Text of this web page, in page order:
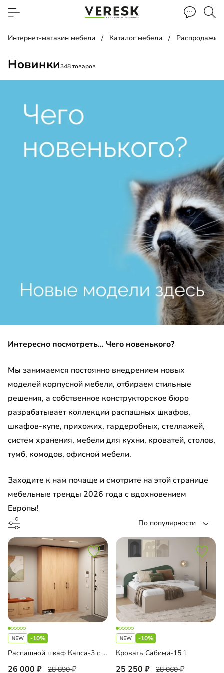
Интернет-магазин мебели Каталог мебели Распродажи,
Новинки348 товаров
гарнитур
детская
спальня
тумба
инсталляцией
под стиральную машину
мебели в ванную комнату
в детскую
до
до
до
с пластиком 38 мм
Al Широкая Черная
на МДФ
Интересно посмотреть… Чего новенького?
Мы занимаемся постоянно внедрением новых
моделей корпусной мебели, отбираем стильные
решения, а собственное конструкторское бюро
разрабатывает коллекции распашных шкафов,
шкафов-купе, прихожих, гардеробных, стеллажей,
систем хранения, мебели для кухни, кроватей, столов,
тумб, комодов, офисной мебели.
Заходите к нам почаще и смотрите на этой странице
мебельные тренды 2026 года с вдохновением
Европы!
По популярности
-10%
Распашной шкаф Капса-3 с нишей под пылесос
26 000 28 890
-10%
Кровать Сабими-15.1
25 250 28 060